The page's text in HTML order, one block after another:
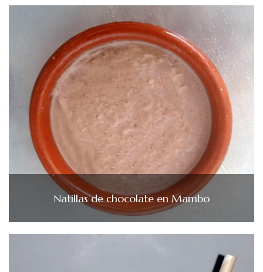
Natillas de chocolate en Mambo